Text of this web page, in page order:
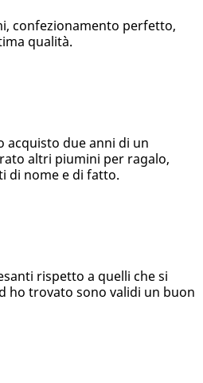
confezionamento perfetto,
qualità.
due anni di un
altri piumini per ragalo,
di nome e di fatto.
rispetto a quelli che si
ho trovato sono validi un buon